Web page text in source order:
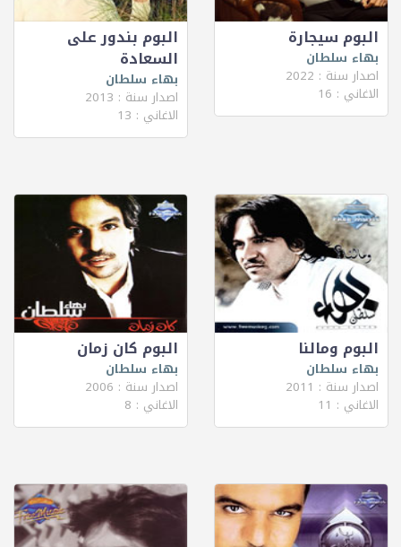
البوم سيجارة
بهاء سلطان
اصدار سنة : 2022
الاغاني : 16
البوم بندور على
السعادة
بهاء سلطان
اصدار سنة : 2013
الاغاني : 13
البوم ومالنا
بهاء سلطان
اصدار سنة : 2011
الاغاني : 11
البوم كان زمان
بهاء سلطان
اصدار سنة : 2006
الاغاني : 8